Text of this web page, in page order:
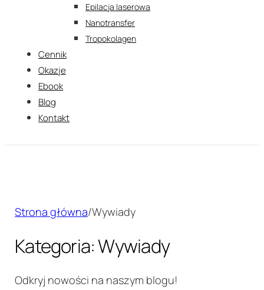
Epilacja laserowa
Nanotransfer
Tropokolagen
Cennik
Okazje
Ebook
Blog
Kontakt
Strona główna/Wywiady
Kategoria: Wywiady
Odkryj nowości na naszym blogu!